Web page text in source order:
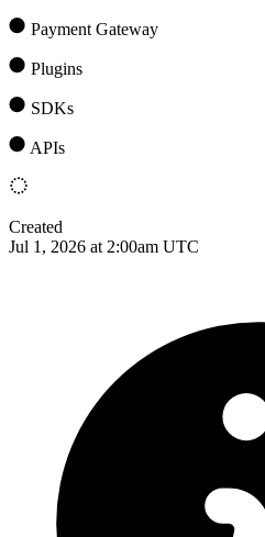
Payment Gateway
Plugins
SDKs
APIs
Created
Jul 1, 2026 at 2:00am UTC